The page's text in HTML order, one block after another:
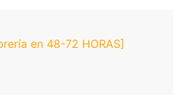
en 48-72 HORAS]